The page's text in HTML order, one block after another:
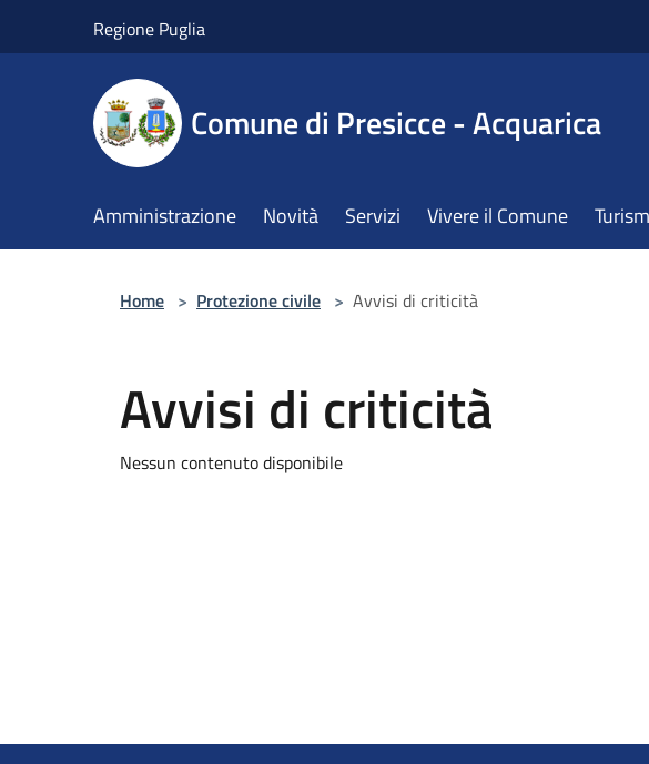
Regione Puglia
Comune di Presicce - Acquarica
Amministrazione Novità Servizi Vivere il Comune
Home > Protezione civile > Avvisi di criticità
Avvisi di criticità
Nessun contenuto disponibile